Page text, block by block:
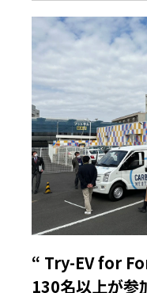
“ Try-EV for
130名以上が参